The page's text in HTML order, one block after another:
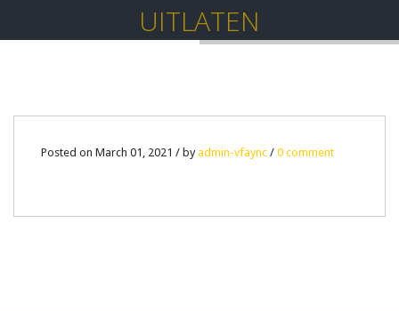
UITLATEN
01
Posted on March 01, 2021 / byadmin-vfaync / 0 comment